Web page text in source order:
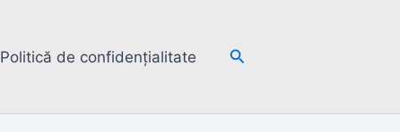
Politică de confidențialitate Search